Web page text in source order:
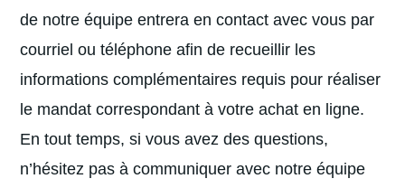
de notre équipe entrera en contact avec vous par
courriel ou téléphone afin de recueillir les
informations complémentaires requis pour réaliser
le mandat correspondant à votre achat en ligne.
En tout temps, si vous avez des questions,
n’hésitez pas à communiquer avec notre équipe